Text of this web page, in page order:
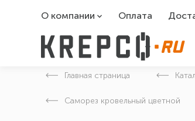
О компании
О компании
Оплата
Главная страница
Саморез кровельный цветной